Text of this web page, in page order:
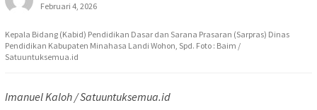
Februari 4, 2026
Kepala Bidang (Kabid) Pendidikan Dasar dan Sarana Prasaran (Sarpras) Dinas
Pendidikan Kabupaten Minahasa Landi Wohon, Spd. Foto : Baim /
Satuuntuksemua.id
Imanuel Kaloh / Satuuntuksemua.id